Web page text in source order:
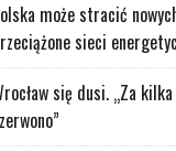
może stracić
sieci
się dusi. „Za